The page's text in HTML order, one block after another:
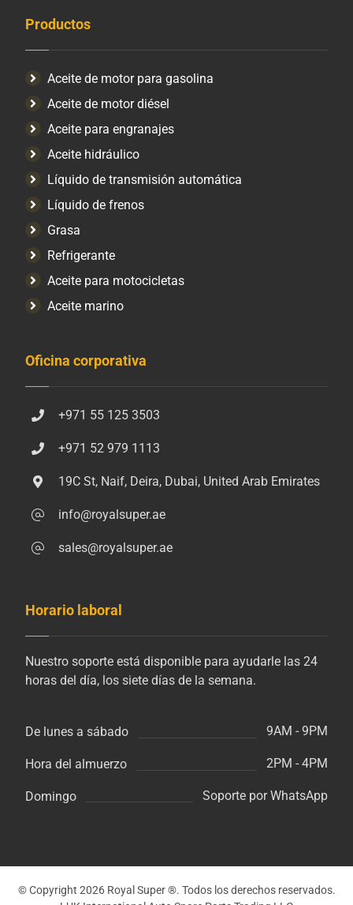
Productos
Aceite de motor para gasolina
Aceite de motor diésel
Aceite para engranajes
Aceite hidráulico
Líquido de transmisión automática
Líquido de frenos
Grasa
Refrigerante
Aceite para motocicletas
Aceite marino
Oficina corporativa
+971 55 125 3503
+971 52 979 1113
19C St, Naif, Deira, Dubai, United Arab Emirates
info@royalsuper.ae
sales@royalsuper.ae
Horario laboral
Nuestro soporte está disponible para ayudarle las 24
horas del día, los siete días de la semana.
De lunes a sábado 9AM - 9PM
Hora del almuerzo 2PM - 4PM
Domingo Soporte por WhatsApp
© Copyright 2026 Royal Super ®. Todos los derechos reservados.